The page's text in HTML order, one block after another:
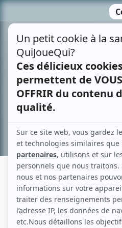
contenu
ÈVE TRÉPANIER
Liens
Fiche de Ève Trépanier sur Showbizz.net